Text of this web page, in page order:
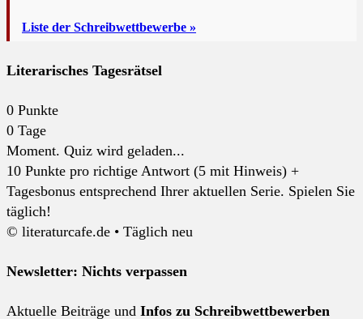
Liste der Schreibwettbewerbe »
Literarisches Tagesrätsel
0 Punkte
0 Tage
Moment. Quiz wird geladen...
10 Punkte pro richtige Antwort (5 mit Hinweis) +
Tagesbonus entsprechend Ihrer aktuellen Serie. Spielen Sie
täglich!
© literaturcafe.de • Täglich neu
Newsletter: Nichts verpassen
Aktuelle Beiträge und Infos zu Schreibwettbewerben